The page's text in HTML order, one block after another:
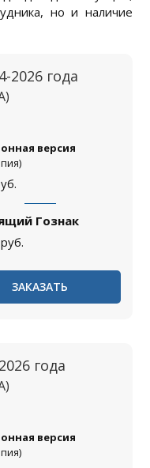
но и наличие
2026 года
версия
Гознак
руб.
ЗАКАЗАТЬ
года
версия